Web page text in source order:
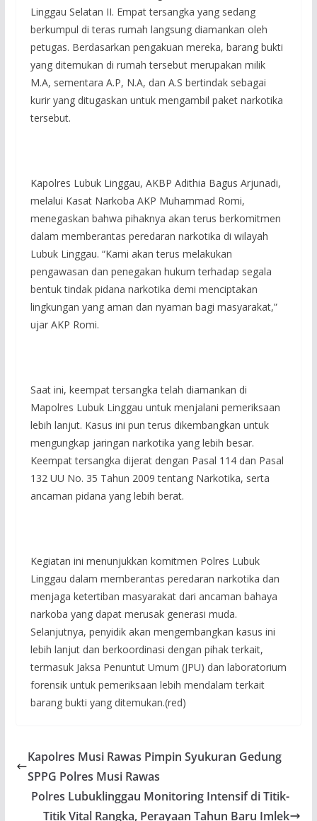
Linggau Selatan II. Empat tersangka yang sedang
berkumpul di teras rumah langsung diamankan oleh
petugas. Berdasarkan pengakuan mereka, barang bukti
yang ditemukan di rumah tersebut merupakan milik
M.A, sementara A.P, N.A, dan A.S bertindak sebagai
kurir yang ditugaskan untuk mengambil paket narkotika
tersebut.
Kapolres Lubuk Linggau, AKBP Adithia Bagus Arjunadi,
melalui Kasat Narkoba AKP Muhammad Romi,
menegaskan bahwa pihaknya akan terus berkomitmen
dalam memberantas peredaran narkotika di wilayah
Lubuk Linggau. “Kami akan terus melakukan
pengawasan dan penegakan hukum terhadap segala
bentuk tindak pidana narkotika demi menciptakan
lingkungan yang aman dan nyaman bagi masyarakat,”
ujar AKP Romi.
Saat ini, keempat tersangka telah diamankan di
Mapolres Lubuk Linggau untuk menjalani pemeriksaan
lebih lanjut. Kasus ini pun terus dikembangkan untuk
mengungkap jaringan narkotika yang lebih besar.
Keempat tersangka dijerat dengan Pasal 114 dan Pasal
132 UU No. 35 Tahun 2009 tentang Narkotika, serta
ancaman pidana yang lebih berat.
Kegiatan ini menunjukkan komitmen Polres Lubuk
Linggau dalam memberantas peredaran narkotika dan
menjaga ketertiban masyarakat dari ancaman bahaya
narkoba yang dapat merusak generasi muda.
Selanjutnya, penyidik akan mengembangkan kasus ini
lebih lanjut dan berkoordinasi dengan pihak terkait,
termasuk Jaksa Penuntut Umum (JPU) dan laboratorium
forensik untuk pemeriksaan lebih mendalam terkait
barang bukti yang ditemukan.(red)
Kapolres Musi Rawas Pimpin Syukuran Gedung
SPPG Polres Musi Rawas
Polres Lubuklinggau Monitoring Intensif di Titik-
Titik Vital Rangka, Perayaan Tahun Baru Imlek